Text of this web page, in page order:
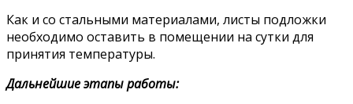
Как и со стальными материалами, листы подложки
необходимо оставить в помещении на сутки для
принятия температуры.
Дальнейшие этапы работы: